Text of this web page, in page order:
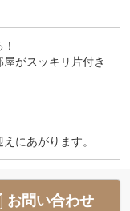
がスッキリ片付き
にあがります。
お問い合わせ